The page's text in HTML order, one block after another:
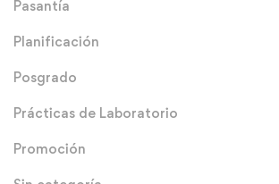
Pasantía
Planificación
Posgrado
Prácticas de Laboratorio
Promoción